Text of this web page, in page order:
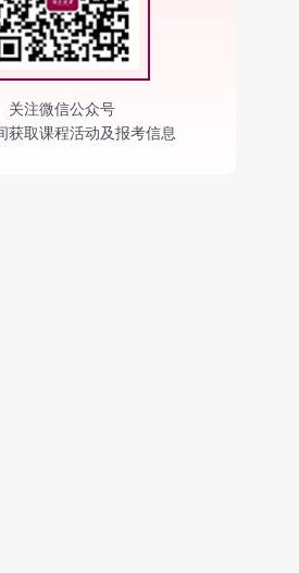
关注微信公众号
获取课程活动及报考信息